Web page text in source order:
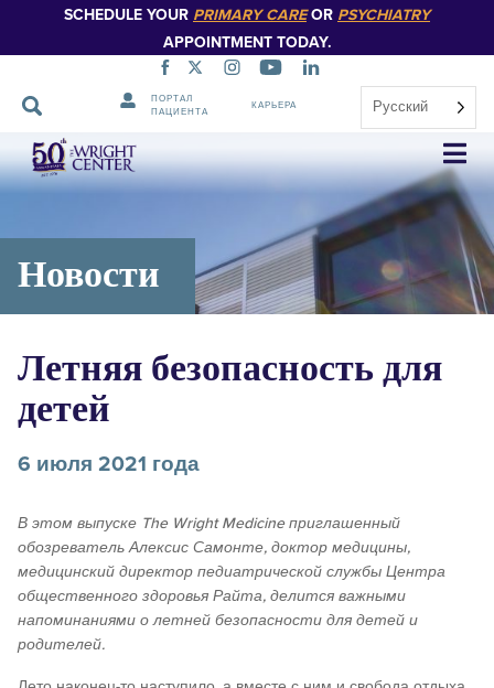
SCHEDULE YOUR PRIMARY CAREOR PSYCHIATRY
APPOINTMENT TODAY.
ПОРТАЛ
ПАЦИЕНТА
КАРЬЕРА Русский
Пропустить
навигацию
Новости
Летняя безопасность для
детей
6 июля 2021 года
В этом выпуске The Wright Medicine приглашенный
обозреватель Алексис Самонте, доктор медицины,
медицинский директор педиатрической службы Центра
общественного здоровья Райта, делится важными
напоминаниями о летней безопасности для детей и
родителей.